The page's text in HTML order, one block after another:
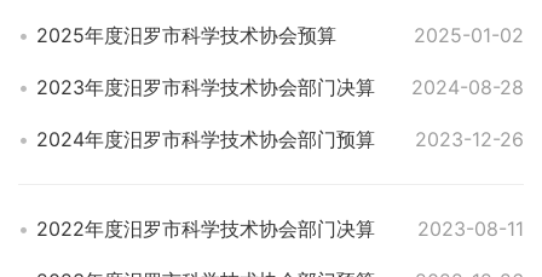
2025年度汨罗市科学技术协会预算 2025-01-02
2023年度汨罗市科学技术协会部门决算 2024-08-28
2024年度汨罗市科学技术协会部门预算 2023-12-26
2022年度汨罗市科学技术协会部门决算 2023-08-11